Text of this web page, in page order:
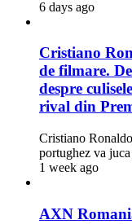
6 days ago
Cristiano
de filmare.
despre
rival din
Cristiano
portughez va
1 week ago
AXN